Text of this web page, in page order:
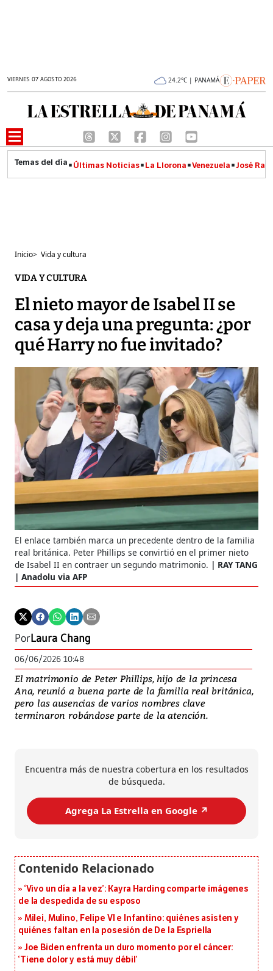
VIERNES 07 AGOSTO 2026 24.2°C | PANAMÁ
Últimas Noticias La Llorona Venezuela José
Inicio> Vida y cultura
VIDA Y CULTURA
El nieto mayor de Isabel II se
casa y deja una pregunta: ¿por
qué Harry no fue invitado?
El enlace también marca un precedente dentro de la familia
real británica. Peter Phillips se convirtió en el primer nieto
de Isabel II en contraer un segundo matrimonio.
RAY TANG
| Anadolu via AFP
PorLaura Chang
06/06/2026 10:48
El matrimonio de Peter Phillips, hijo de la princesa
Ana, reunió a buena parte de la familia real británica,
pero las ausencias de varios nombres clave
terminaron robándose parte de la atención.
Encuentra más de nuestra cobertura en los resultados
de búsqueda.
Agrega La Estrella en Google ↗️
‘Vivo un día a la vez’: Kayra Harding comparte imágenes
de la despedida de su esposo
Milei, Mulino, Felipe VI e Infantino: quiénes asisten y
quiénes faltan en la posesión de De la Espriella
Joe Biden enfrenta un duro momento por el cáncer:
‘Tiene dolor y está muy débil’